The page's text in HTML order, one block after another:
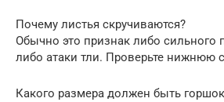
Почему листья скручиваются?
Обычно это признак либо сильного
либо атаки тли. Проверьте нижнюю
Какого размера должен быть